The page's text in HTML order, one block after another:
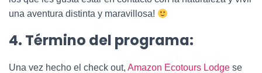
una aventura distinta y maravillosa!
4. Término del programa:
Una vez hecho el check out, Amazon Ecotours Lodge se